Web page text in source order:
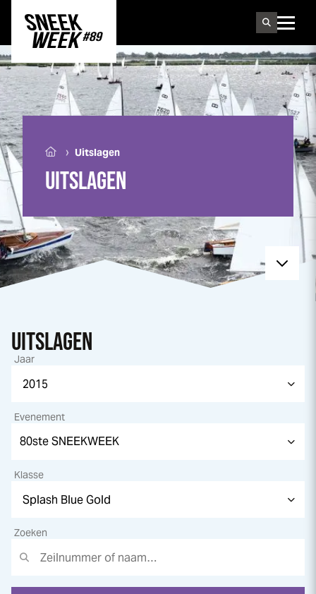
UITSLAGEN
› Uitslagen
UITSLAGEN
Jaar
Evenement
Klasse
Zoeken